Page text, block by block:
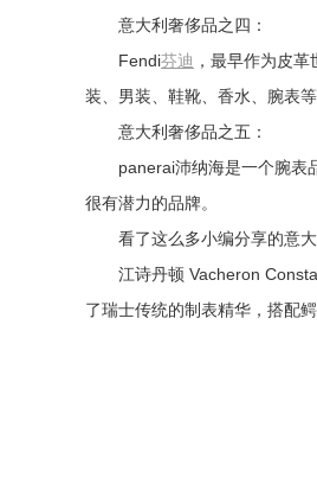
意大利奢侈品之四：
Fendi芬迪 ，最早作为皮
装、男装、鞋靴、香水、腕表
意大利奢侈品之五：
panerai沛纳海是一个腕表品
很有潜力的品牌。
看了这么多小编分享的意大
江诗丹顿 Vacheron
了瑞士传统的制表精华，搭配